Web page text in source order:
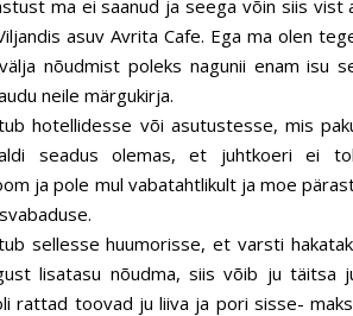
ma ei saanud ja seega võin siis vist
asuv Avrita Cafe. Ega ma olen
nõudmist poleks nagunii enam isu
neile märgukirja.
hotellidesse või asutustesse, mis
seadus olemas, et juhtkoeri ei
ja pole mul vabatahtlikult ja moe
sellesse huumorisse, et varsti
lisatasu nõudma, siis võib ju
rattad toovad ju liiva ja pori sisse-